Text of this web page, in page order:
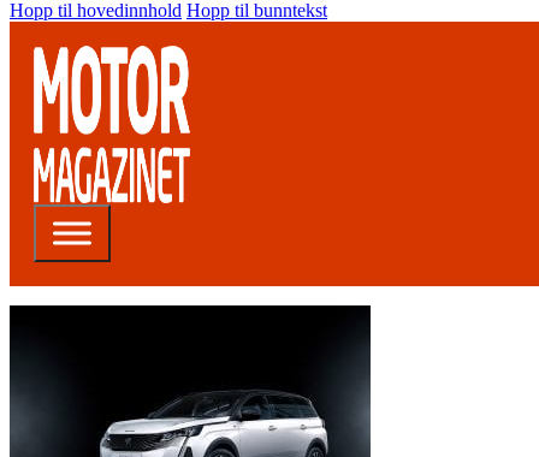
Hopp til hovedinnhold Hopp til bunntekst